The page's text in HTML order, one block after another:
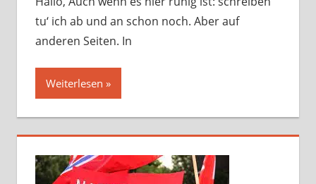
tu‘ ich ab und an schon noch. Aber auf
anderen Seiten. In
Weiterlesen